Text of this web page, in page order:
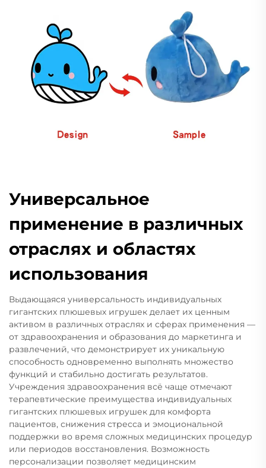
Универсальное
применение в различных
отраслях и областях
использования
Выдающаяся универсальность индивидуальных
гигантских плюшевых игрушек делает их ценным
активом в различных отраслях и сферах применения —
от здравоохранения и образования до маркетинга и
развлечений, что демонстрирует их уникальную
способность одновременно выполнять множество
функций и стабильно достигать результатов.
Учреждения здравоохранения всё чаще отмечают
терапевтические преимущества индивидуальных
гигантских плюшевых игрушек для комфорта
пациентов, снижения стресса и эмоциональной
поддержки во время сложных медицинских процедур
или периодов восстановления. Возможность
персонализации позволяет медицинским